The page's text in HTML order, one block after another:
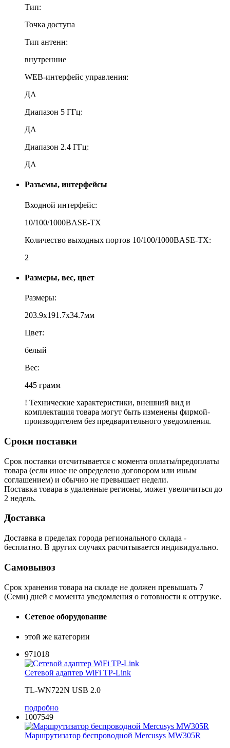
Тип:
Точка доступа
Тип антенн:
внутренние
WEB-интерфейс управления:
ДА
Диапазон 5 ГГц:
ДА
Диапазон 2.4 ГГц:
ДА
Разъемы, интерфейсы
Входной интерфейс:
10/100/1000BASE-TX
Количество выходных портов 10/100/1000BASE-TX:
2
Размеры, вес, цвет
Размеры:
203.9x191.7x34.7мм
Цвет:
белый
Вес:
445 грамм
! Технические характеристики, внешний вид и
комплектация товара могут быть изменены фирмой-
производителем без предварительного уведомления.
Сроки поставки
Срок поставки отсчитывается с момента оплаты/предоплаты
товара (если иное не определено договором или иным
соглашением) и обычно не превышает недели.
Поставка товара в удаленные регионы, может увеличиться до
2 недель.
Доставка
Доставка в пределах города регионального склада -
бесплатно. В других случаях расчитывается индивидуально.
Самовывоз
Срок хранения товара на складе не должен превышать 7
(Семи) дней с момента уведомления о готовности к отгрузке.
Сетевое оборудование
этой же категории
971018
Сетевой адаптер WiFi TP-Link
TL-WN722N USB 2.0
подробно
1007549
Маршрутизатор беспроводной Mercusys MW305R